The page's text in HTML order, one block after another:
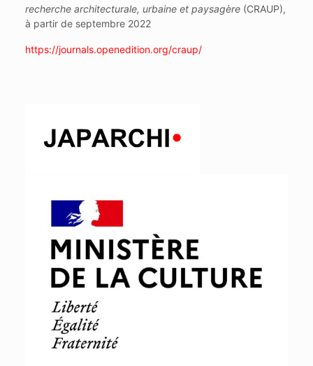
recherche architecturale, urbaine et paysagère(CRAUP),
à partir de septembre 2022
https://journals.openedition.org/craup/